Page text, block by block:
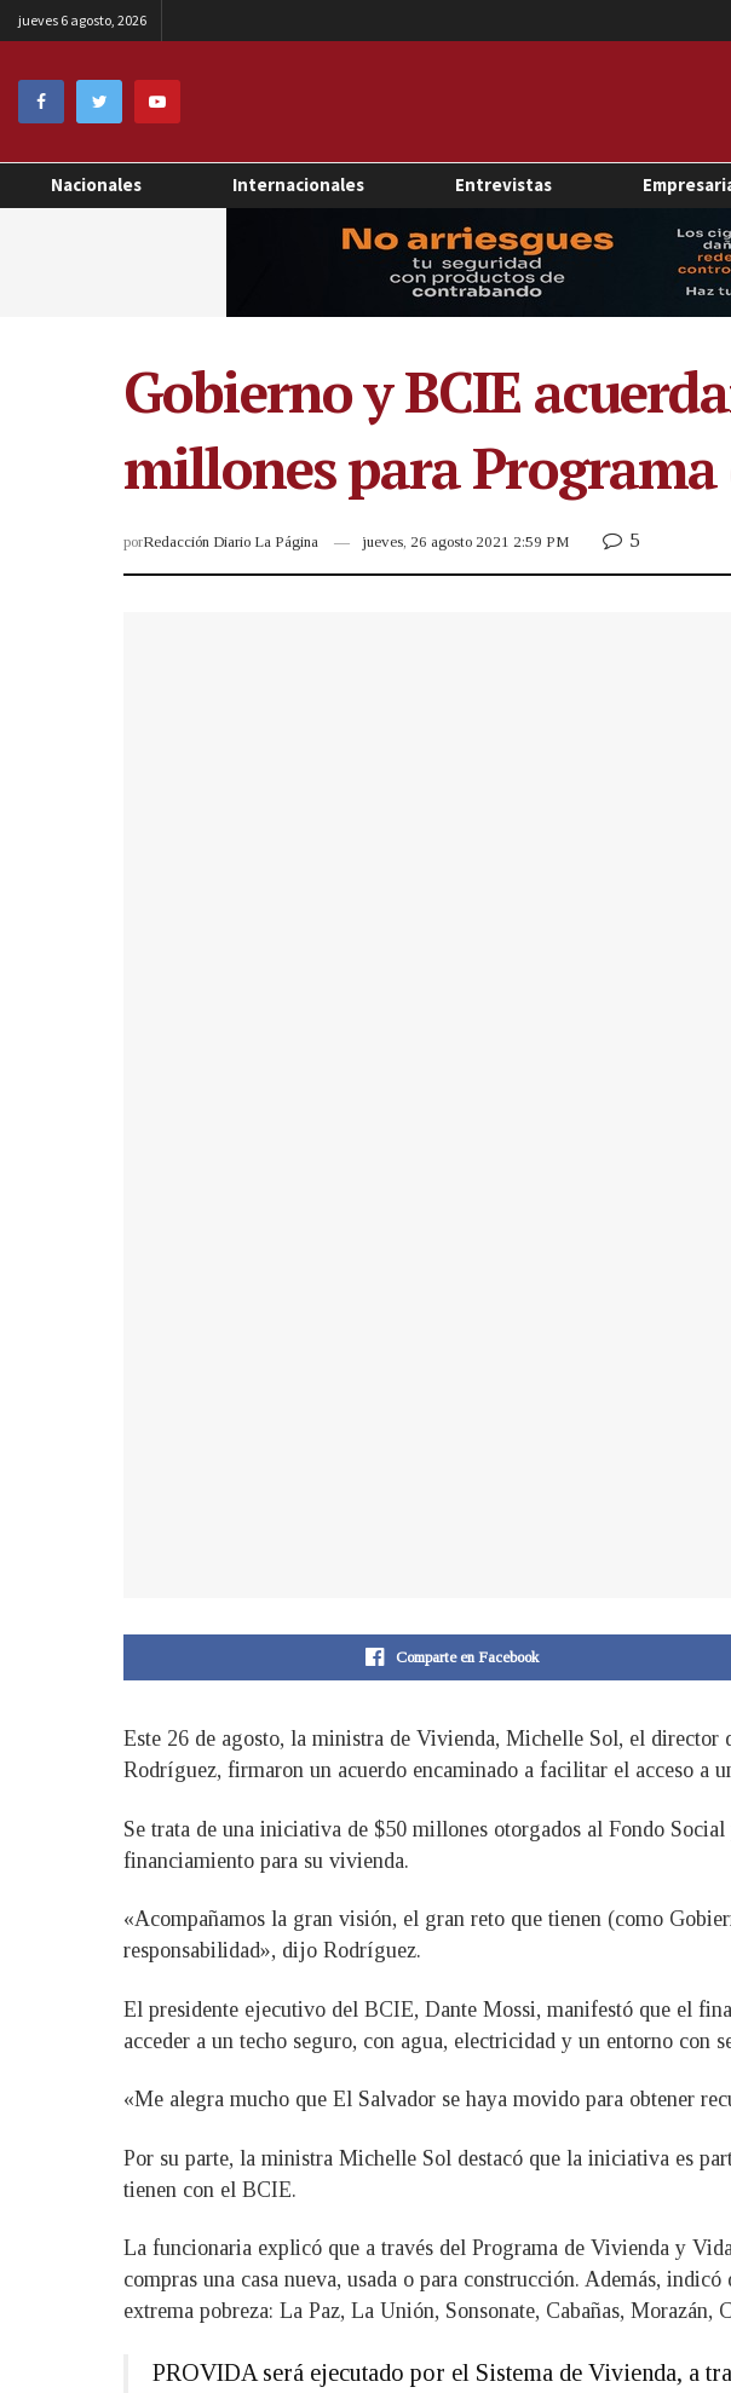
jueves 6 agosto, 2026
Nacionales Internacionales Entrevistas
Gobierno y BCIE
millones para
porRedacción Diario La Página jueves, 26 agosto 2021 2:59 PM 5
Comparte en Facebook
Este 26 de agosto, la ministra de Vivienda, Michelle Sol, el
Rodríguez, firmaron un acuerdo encaminado a facilitar el acceso a
Se trata de una iniciativa de $50 millones otorgados al Fondo
financiamiento para su vivienda.
«Acompañamos la gran visión, el gran reto que tienen (como
responsabilidad», dijo Rodríguez.
El presidente ejecutivo del BCIE, Dante Mossi, manifestó que el
acceder a un techo seguro, con agua, electricidad y un entorno con
«Me alegra mucho que El Salvador se haya movido para obtener
Por su parte, la ministra Michelle Sol destacó que la iniciativa es
tienen con el BCIE.
La funcionaria explicó que a través del Programa de Vivienda y
compras una casa nueva, usada o para construcción. Además,
extrema pobreza: La Paz, La Unión, Sonsonate, Cabañas,
PROVIDA será ejecutado por el Sistema de Vivienda, a